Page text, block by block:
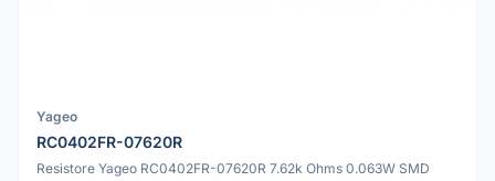
Yageo
RC0402FR-07620R
Resistore Yageo RC0402FR-07620R 7.62k Ohms 0.063W SMD